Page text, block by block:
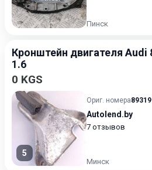
Пинск
Кронштейн двигателя Audi
1.6
0 KGS
5
Ориг. номера
Autolend.by
7 отзывов
Минск